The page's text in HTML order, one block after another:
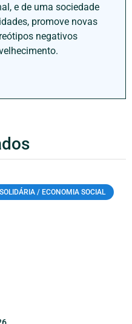
e de uma sociedade
promove novas
negativos
/ ECONOMIA SOCIAL